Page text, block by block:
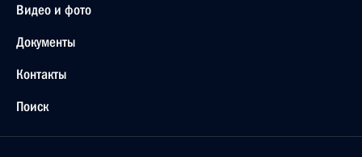
Видео и фото
Документы
Контакты
Поиск